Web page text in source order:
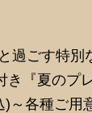
過ごす特別
き『夏のプ
～各種ご用